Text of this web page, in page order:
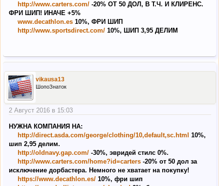
http://www.carters.com/ -20% ОТ 50 ДОЛ, В Т.Ч. И КЛИРЕНС.
ФРИ ШИП! ИНАЧЕ +5%
www.decathlon.es 10%, ФРИ ШИП
http://www.sportsdirect.com/ 10%, ШИП 3,95 ДЕЛИМ
vikausa13
ШопоЗнаток
2 Август 2016 в 15:03
НУЖНА КОМПАНИЯ НА:
http://direct.asda.com/george/clothing/10,default,sc.html 10%,
шип 2,95 делим.
http://oldnavy.gap.com/ -30%, эвридей стилс 0%.
http://www.carters.com/home?id=carters -20% от 50 дол за
исключение дорбастера. Немного не хватает на покупку!
https://www.decathlon.es/ 10%, фри шип